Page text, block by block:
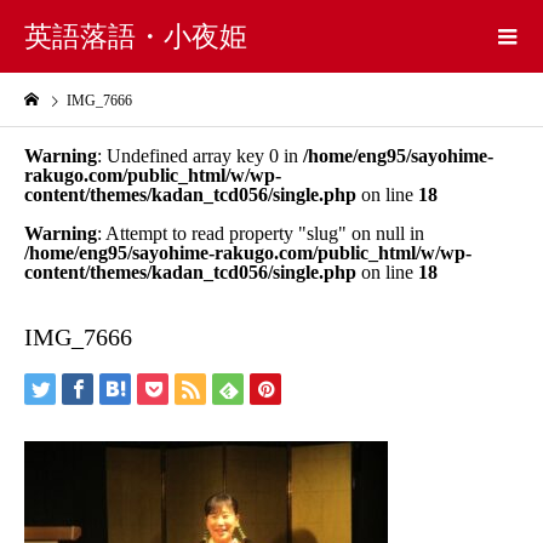
英語落語・小夜姫
IMG_7666
Warning: Undefined array key 0 in /home/eng95/sayohime-
rakugo.com/public_html/w/wp-
content/themes/kadan_tcd056/single.php on line 18
Warning: Attempt to read property "slug" on null in
/home/eng95/sayohime-rakugo.com/public_html/w/wp-
content/themes/kadan_tcd056/single.php on line 18
IMG_7666